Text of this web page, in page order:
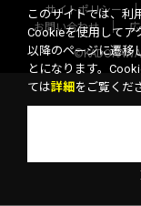
サイトポリシー
お問い合わせ
このサイトでは、利
Cookieを使用してア
以降のページに遷移
とになります。
ては詳細 をご覧くだ